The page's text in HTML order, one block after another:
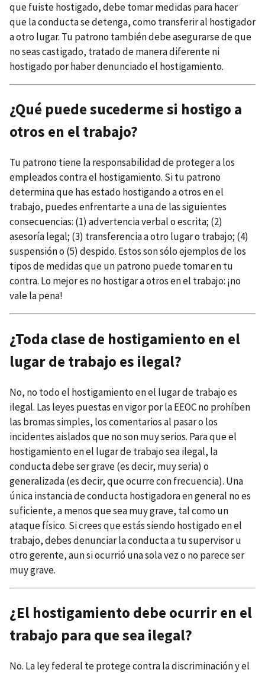
que fuiste hostigado, debe tomar medidas para hacer
que la conducta se detenga, como transferir al hostigador
a otro lugar. Tu patrono también debe asegurarse de que
no seas castigado, tratado de manera diferente ni
hostigado por haber denunciado el hostigamiento.
¿Qué puede sucederme si hostigo a
otros en el trabajo?
Tu patrono tiene la responsabilidad de proteger a los
empleados contra el hostigamiento. Si tu patrono
determina que has estado hostigando a otros en el
trabajo, puedes enfrentarte a una de las siguientes
consecuencias: (1) advertencia verbal o escrita; (2)
asesoría legal; (3) transferencia a otro lugar o trabajo; (4)
suspensión o (5) despido. Estos son sólo ejemplos de los
tipos de medidas que un patrono puede tomar en tu
contra. Lo mejor es no hostigar a otros en el trabajo: ¡no
vale la pena!
¿Toda clase de hostigamiento en el
lugar de trabajo es ilegal?
No, no todo el hostigamiento en el lugar de trabajo es
ilegal. Las leyes puestas en vigor por la EEOC no prohíben
las bromas simples, los comentarios al pasar o los
incidentes aislados que no son muy serios. Para que el
hostigamiento en el lugar de trabajo sea ilegal, la
conducta debe ser grave (es decir, muy seria) o
generalizada (es decir, que ocurre con frecuencia). Una
única instancia de conducta hostigadora en general no es
suficiente, a menos que sea muy grave, tal como un
ataque físico. Si crees que estás siendo hostigado en el
trabajo, debes denunciar la conducta a tu supervisor u
otro gerente, aun si ocurrió una sola vez o no parece ser
muy grave.
¿El hostigamiento debe ocurrir en el
trabajo para que sea ilegal?
No. La ley federal te protege contra la discriminación y el